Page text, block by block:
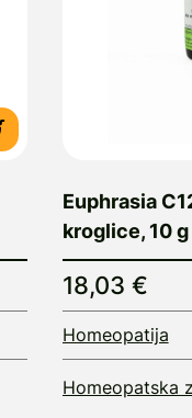
Euphrasia
kroglice, 10 g
18,03 €
Homeopatija
Homeopatska